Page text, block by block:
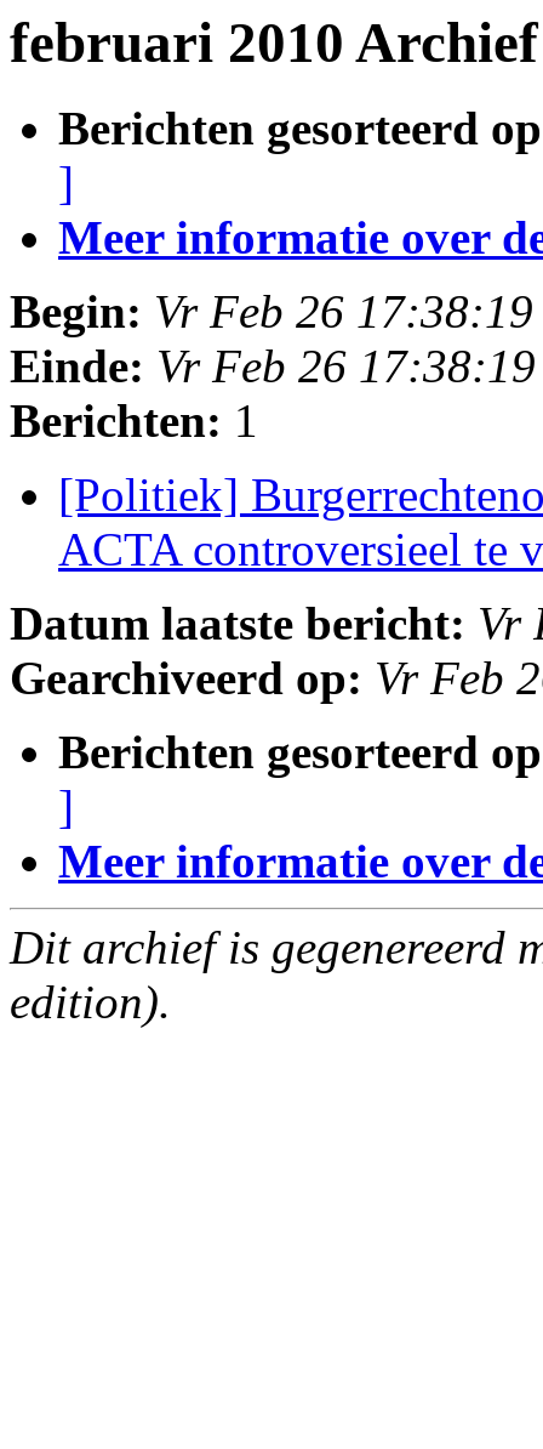
februari 2010
Berichten gesorteerd
]
Meer informatie over
Begin: Vr Feb 26
Einde: Vr Feb 26
Berichten: 1
[Politiek]
ACTA controversieel te
Datum laatste bericht: Vr
Gearchiveerd op: Vr Feb
Berichten gesorteerd
]
Meer informatie over
Dit archief is gegenereerd
edition).